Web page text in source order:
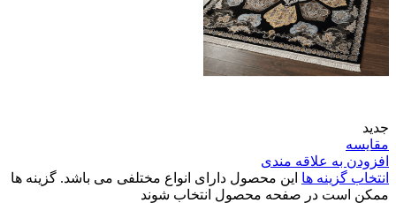
جدید
مقایسه
افزودن به علاقه مندی
انتخاب گزینه ها این محصول دارای انواع مختلفی می باشد. گزینه ها
ممکن است در صفحه محصول انتخاب شوند